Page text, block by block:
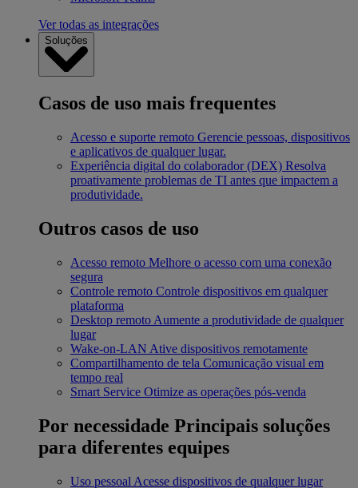
Ver todas as integrações
Soluções
Casos de uso mais frequentes
Acesso e suporte remoto Gerencie pessoas, dispositivos
e aplicativos de qualquer lugar.
Experiência digital do colaborador (DEX) Resolva
proativamente problemas de TI antes que impactem a
produtividade.
Outros casos de uso
Acesso remoto Melhore o acesso com uma conexão
segura
Controle remoto Controle dispositivos em qualquer
plataforma
Desktop remoto Aumente a produtividade de qualquer
lugar
Wake-on-LAN Ative dispositivos remotamente
Compartilhamento de tela Comunicação visual em
tempo real
Smart Service Otimize as operações pós-venda
Por necessidade Principais soluções
para diferentes equipes
Uso pessoal Acesse dispositivos de qualquer lugar